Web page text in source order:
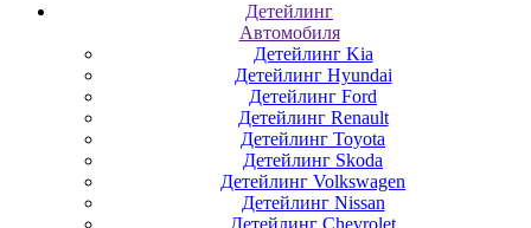
Детейлинг
Автомобиля
Детейлинг Kia
Детейлинг Hyundai
Детейлинг Ford
Детейлинг Renault
Детейлинг Toyota
Детейлинг Skoda
Детейлинг Volkswagen
Детейлинг Nissan
Детейлинг Chevrolet